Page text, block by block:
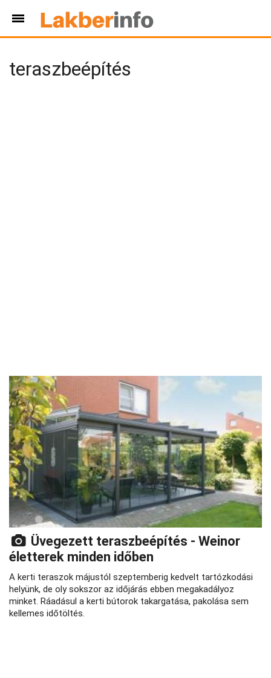
teraszbeépítés
Üvegezett teraszbeépítés - Weinor
életterek minden időben
A kerti teraszok májustól szeptemberig kedvelt tartózkodási
helyünk, de oly sokszor az időjárás ebben megakadályoz
minket. Ráadásul a kerti bútorok takargatása, pakolása sem
kellemes időtöltés.